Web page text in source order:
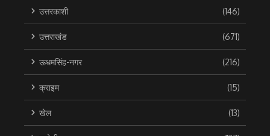
उत्तरकाशी (146)
उत्तराखंड (671)
ऊधमसिंह-नगर (216)
क्राइम (15)
खेल (13)